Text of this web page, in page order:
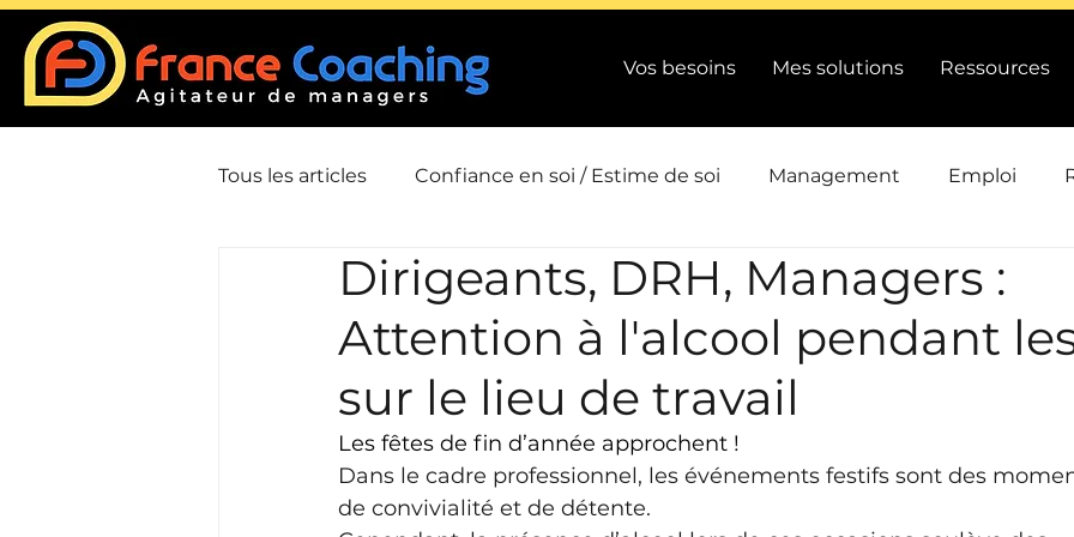
Vos besoins Mes solutions Ressources
Tous les articles Confiance en soi / Estime de soi Management Emploi
Communication Conflits Intelligence collective Efficacité / Performance
Conduite de changement / QVCT
Gestion du temps / Priorisation Actualité
Dirigeants, DRH, Managers :
Attention à l'alcool pendant
sur le lieu de travail
Les fêtes de fin d’année approchent !
Dans le cadre professionnel, les événements festifs sont des
de convivialité et de détente.